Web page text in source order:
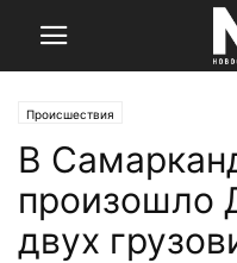
Происшествия
В
произошло
двух